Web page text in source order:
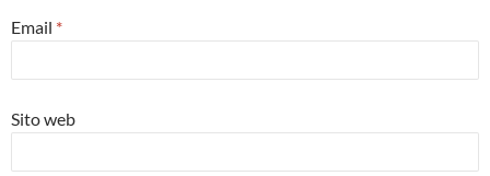
Email *
Sito web